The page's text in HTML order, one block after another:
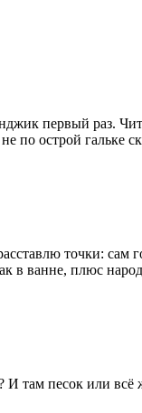
первый раз.
по острой гальке
точки:
в ванне, плюс
И там песок или